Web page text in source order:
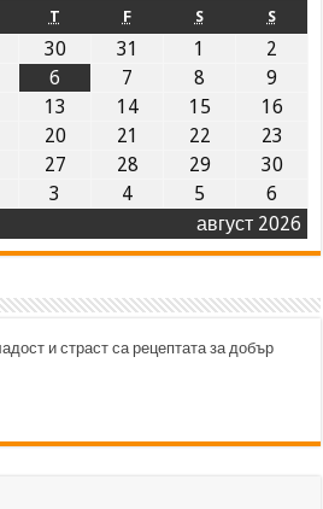
август 2026
T F S S
30 31 1
2
6 7 8
9
13 14 15
16
20 21 22
23
27 28 29
30
3 4 5 6
и страст са рецептата за добър